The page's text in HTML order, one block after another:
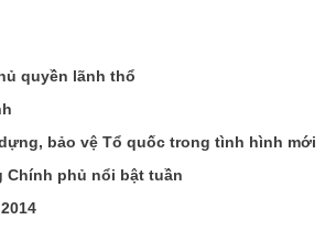
quyền lãnh thổ
bảo vệ Tổ quốc trong tình hình mới
Chính phủ nổi bật tuần